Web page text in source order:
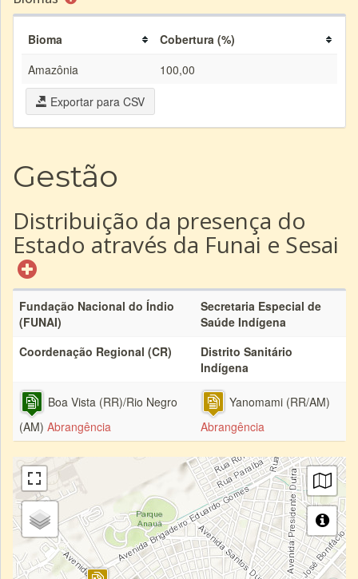
Bioma
Cobertura (%)
Amazônia
100,00
Exportar para CSV
Gestão
Distribuição da presença do
Estado através da Funai e Sesai
Fundação Nacional do Índio
(FUNAI)
Secretaria Especial de
Saúde Indígena
Coordenação Regional (CR)
Distrito Sanitário
Indígena
Boa Vista (RR)/Rio Negro
(AM) Abrangência
Yanomami (RR/AM)
Abrangência